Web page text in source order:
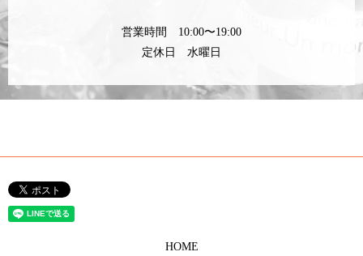
営業時間 10:00〜19:00
定休日 水曜日
HOME